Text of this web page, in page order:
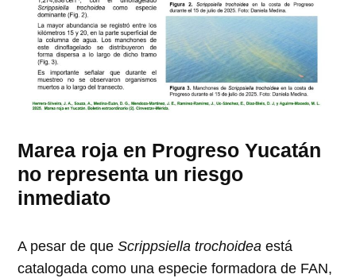
Marea roja en Progreso Yucatán
no representa un riesgo
inmediato
A pesar de queScrippsiella trochoidea está
catalogada como una especie formadora de FAN,